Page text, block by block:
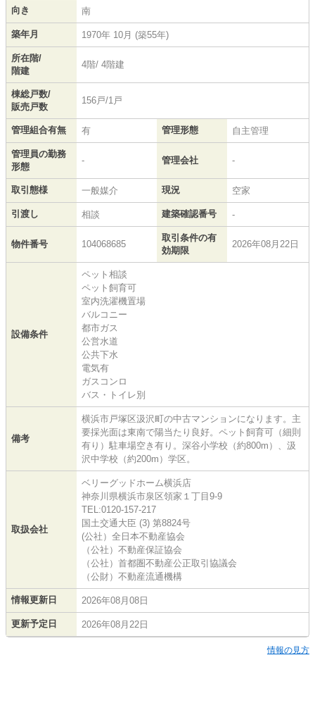
向き 南
築年月 1970年 10月 (築55年)
所在階/
階建
4階/ 4階建
棟総戸数/
販売戸数
156戸/1戸
管理組合有無 有 管理形態 自主管理
管理員の勤務
形態
- 管理会社 -
取引態様 一般媒介 現況 空家
引渡し 相談 建築確認番号 -
物件番号 104068685
取引条件の有
効期限
2026年08月22日
設備条件
ペット相談
ペット飼育可
室内洗濯機置場
バルコニー
都市ガス
公営水道
公共下水
電気有
ガスコンロ
バス・トイレ別
備考
横浜市戸塚区汲沢町の中古マンションになります。主
要採光面は東南で陽当たり良好。ペット飼育可（細則
有り）駐車場空き有り。深谷小学校（約800m）、汲
沢中学校（約200m）学区。
取扱会社
ベリーグッドホーム横浜店
神奈川県横浜市泉区領家１丁目9-9
TEL:0120-157-217
国土交通大臣 (3) 第8824号
(公社）全日本不動産協会
（公社）不動産保証協会
（公社）首都圏不動産公正取引協議会
（公財）不動産流通機構
情報更新日 2026年08月08日
更新予定日 2026年08月22日
情報の見方